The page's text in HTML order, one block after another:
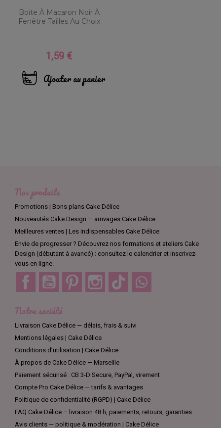
Boite À Macaron Noir À
Fenêtre Tailles Au Choix
Prix
1,59 €
Ajouter au panier
Nos produits
Promotions | Bons plans Cake Délice
Nouveautés Cake Design — arrivages Cake Délice
Meilleures ventes | Les indispensables Cake Délice
Envie de progresser ? Découvrez nos formations et ateliers Cake
Design (débutant à avancé) : consultez le calendrier et inscrivez-
vous en ligne.
Facebook YouTube Pinterest Instagram TikTok
Notre société
Livraison Cake Délice — délais, frais & suivi
Mentions légales | Cake Délice
Conditions d’utilisation | Cake Délice
À propos de Cake Délice — Marseille
Paiement sécurisé : CB 3-D Secure, PayPal, virement
Compte Pro Cake Délice — tarifs & avantages
Politique de confidentialité (RGPD) | Cake Délice
FAQ Cake Délice – livraison 48 h, paiements, retours, garanties
Avis clients — politique & modération | Cake Délice